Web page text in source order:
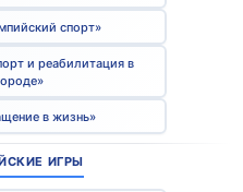
спорт»
и реабилитация в
в жизнь»
ИГРЫ